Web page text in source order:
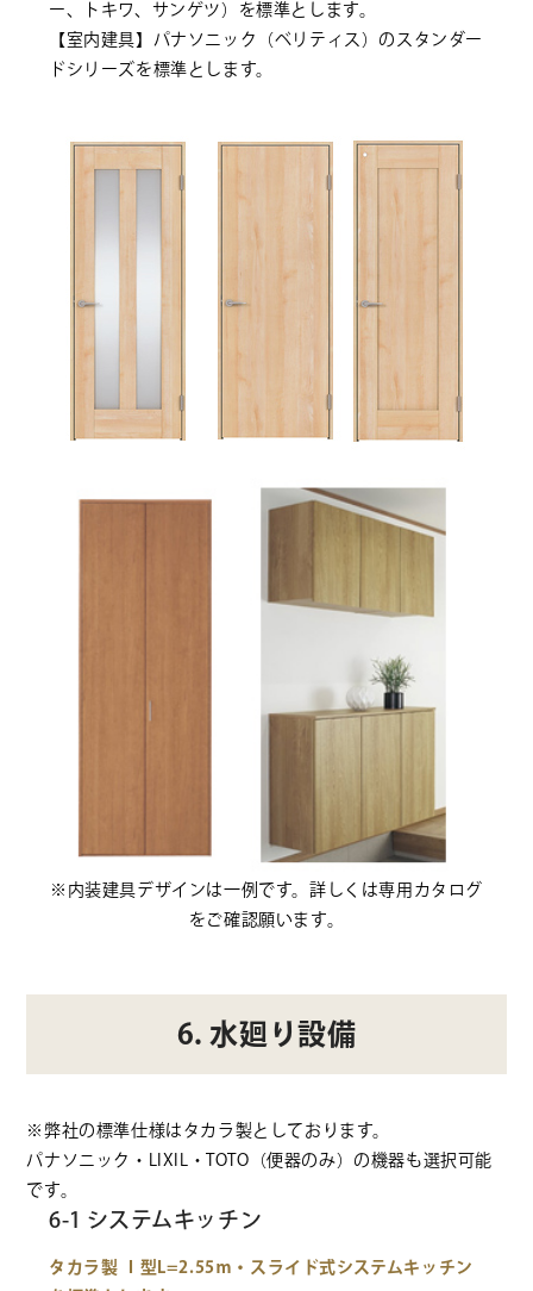
ー、トキワ、サンゲツ）を標準とします。
【室内建具】パナソニック（ベリティス）のスタンダー
ドシリーズを標準とします。
※内装建具デザインは一例です。詳しくは専用カタログ
をご確認願います。
6. 水廻り設備
※弊社の標準仕様はタカラ製としております。
パナソニック・LIXIL・TOTO（便器のみ）の機器も選択可能
です。
6-1 システムキッチン
タカラ製 Ｉ型L=2.55ｍ・スライド式システムキッチン